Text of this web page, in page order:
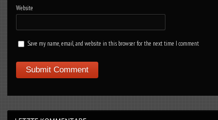
Website
Save my name, email, and website in this browser for the next time I comment